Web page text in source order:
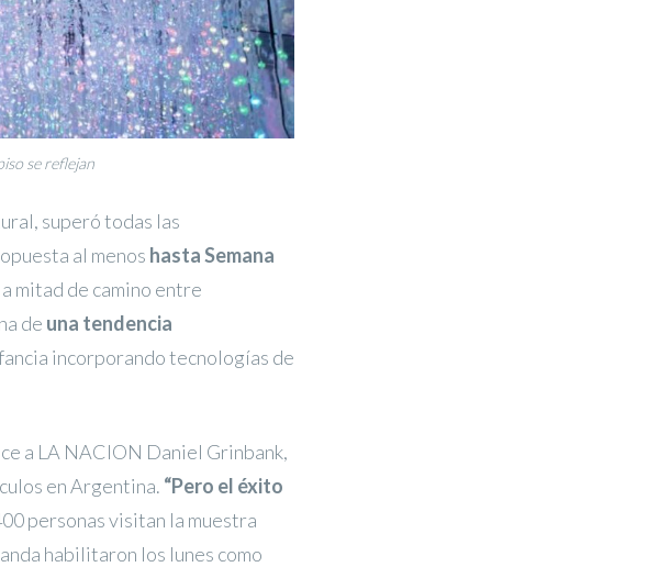
se reflejan
superó todas las
al menos hasta Semana
a mitad de camino entre
de una tendencia
incorporando tecnologías de
a LA NACION Daniel Grinbank,
en Argentina. “Pero el éxito
personas visitan la muestra
habilitaron los lunes como